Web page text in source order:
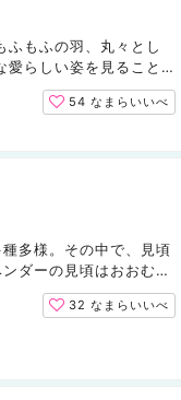
ふもふの羽、丸々とし
らしい姿を見ること
さに冬の妖...
54なまらいいべ
多様。その中で、見頃
ダーの見頃はおおむね
しめます...
32なまらいいべ